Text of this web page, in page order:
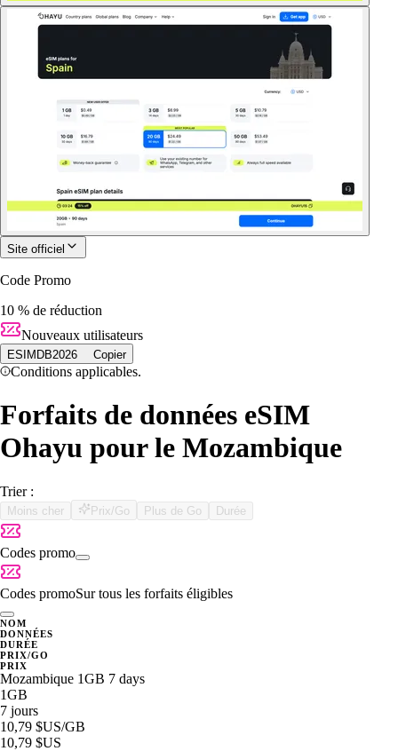
Site officiel
Code Promo
10 % de réduction
Nouveaux utilisateurs
ESIMDB2026 Copier
Conditions applicables.
Forfaits de données eSIM
Ohayu pour le Mozambique
Trier :
Moins cher Prix/Go Plus de Go Durée
Codes promo
Codes promoSur tous les forfaits éligibles
NOM
DONNÉES
DURÉE
PRIX/GO
PRIX
Mozambique 1GB 7 days
1GB
7 jours
10,79 $US/GB
10,79 $US